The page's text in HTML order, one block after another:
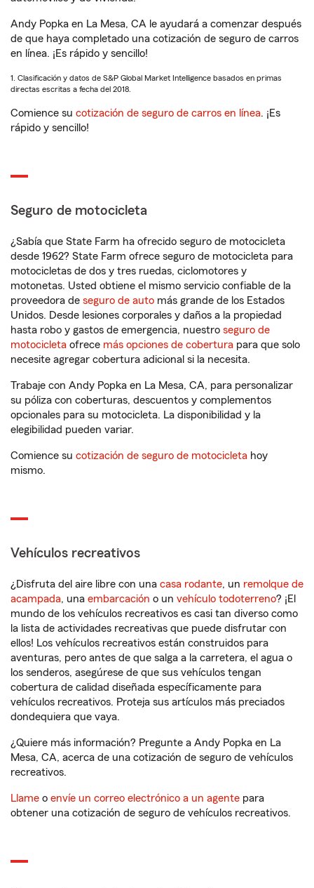
Andy Popka en La Mesa, CA le ayudará a comenzar después
de que haya completado una cotización de seguro de carros
en línea. ¡Es rápido y sencillo!
1. Clasificación y datos de S&P Global Market Intelligence basados en primas
directas escritas a fecha del 2018.
Comience su cotización de seguro de carros en línea. ¡Es
rápido y sencillo!
Seguro de motocicleta
¿Sabía que State Farm ha ofrecido seguro de motocicleta
desde 1962? State Farm ofrece seguro de motocicleta para
motocicletas de dos y tres ruedas, ciclomotores y
motonetas. Usted obtiene el mismo servicio confiable de la
proveedora de seguro de auto más grande de los Estados
Unidos. Desde lesiones corporales y daños a la propiedad
hasta robo y gastos de emergencia, nuestro seguro de
motocicleta ofrece más opciones de cobertura para que solo
necesite agregar cobertura adicional si la necesita.
Trabaje con Andy Popka en La Mesa, CA, para personalizar
su póliza con coberturas, descuentos y complementos
opcionales para su motocicleta. La disponibilidad y la
elegibilidad pueden variar.
Comience su cotización de seguro de motocicleta hoy
mismo.
Vehículos recreativos
¿Disfruta del aire libre con una casa rodante, un remolque de
acampada, una embarcación o un vehículo todoterreno? ¡El
mundo de los vehículos recreativos es casi tan diverso como
la lista de actividades recreativas que puede disfrutar con
ellos! Los vehículos recreativos están construidos para
aventuras, pero antes de que salga a la carretera, el agua o
los senderos, asegúrese de que sus vehículos tengan
cobertura de calidad diseñada específicamente para
vehículos recreativos. Proteja sus artículos más preciados
dondequiera que vaya.
¿Quiere más información? Pregunte a Andy Popka en La
Mesa, CA, acerca de una cotización de seguro de vehículos
recreativos.
Llame o envíe un correo electrónico a un agente para
obtener una cotización de seguro de vehículos recreativos.